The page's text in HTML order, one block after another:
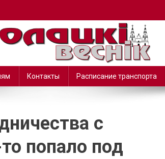
Контакты Расписание транспорта
с
попало под